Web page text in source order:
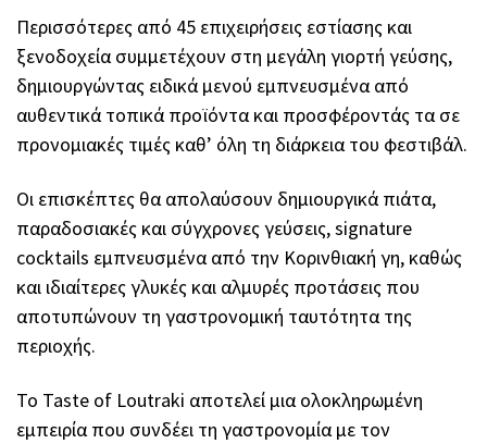
Περισσότερες από 45 επιχειρήσεις εστίασης και
ξενοδοχεία συμμετέχουν στη μεγάλη γιορτή γεύσης,
δημιουργώντας ειδικά μενού εμπνευσμένα από
αυθεντικά τοπικά προϊόντα και προσφέροντάς τα σε
προνομιακές τιμές καθ’ όλη τη διάρκεια του φεστιβάλ.
Οι επισκέπτες θα απολαύσουν δημιουργικά πιάτα,
παραδοσιακές και σύγχρονες γεύσεις, signature
cocktails εμπνευσμένα από την Κορινθιακή γη, καθώς
και ιδιαίτερες γλυκές και αλμυρές προτάσεις που
αποτυπώνουν τη γαστρονομική ταυτότητα της
περιοχής.
Το Taste of Loutraki αποτελεί μια ολοκληρωμένη
εμπειρία που συνδέει τη γαστρονομία με τον